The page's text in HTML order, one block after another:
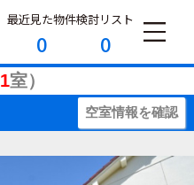
最近見た物件
0
検討リスト
0
1室）
空室情報を確認